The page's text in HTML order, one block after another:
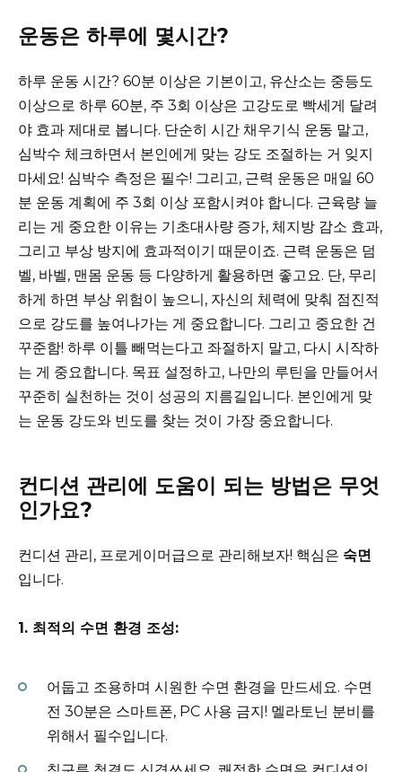
운동은 하루에 몇시간?
하루 운동 시간? 60분 이상은 기본이고, 유산소는 중등도
이상으로 하루 60분, 주 3회 이상은 고강도로 빡세게 달려
야 효과 제대로 봅니다. 단순히 시간 채우기식 운동 말고,
심박수 체크하면서 본인에게 맞는 강도 조절하는 거 잊지
마세요! 심박수 측정은 필수! 그리고, 근력 운동은 매일 60
분 운동 계획에 주 3회 이상 포함시켜야 합니다. 근육량 늘
리는 게 중요한 이유는 기초대사량 증가, 체지방 감소 효과,
그리고 부상 방지에 효과적이기 때문이죠. 근력 운동은 덤
벨, 바벨, 맨몸 운동 등 다양하게 활용하면 좋고요. 단, 무리
하게 하면 부상 위험이 높으니, 자신의 체력에 맞춰 점진적
으로 강도를 높여나가는 게 중요합니다. 그리고 중요한 건
꾸준함! 하루 이틀 빼먹는다고 좌절하지 말고, 다시 시작하
는 게 중요합니다. 목표 설정하고, 나만의 루틴을 만들어서
꾸준히 실천하는 것이 성공의 지름길입니다. 본인에게 맞
는 운동 강도와 빈도를 찾는 것이 가장 중요합니다.
컨디션 관리에 도움이 되는 방법은 무엇
인가요?
컨디션 관리, 프로게이머급으로 관리해보자! 핵심은 숙면
입니다.
1. 최적의 수면 환경 조성:
어둡고 조용하며 시원한 수면 환경을 만드세요. 수면
전 30분은 스마트폰, PC 사용 금지! 멜라토닌 분비를
위해서 필수입니다.